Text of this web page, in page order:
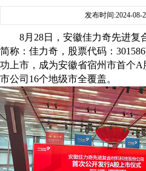
发布时间:2024-08-
8月28日，安徽佳力奇先进复
简称：佳力奇，股票代码：
功上市，成为安徽省宿州市首个
市公司16个地级市全覆盖。